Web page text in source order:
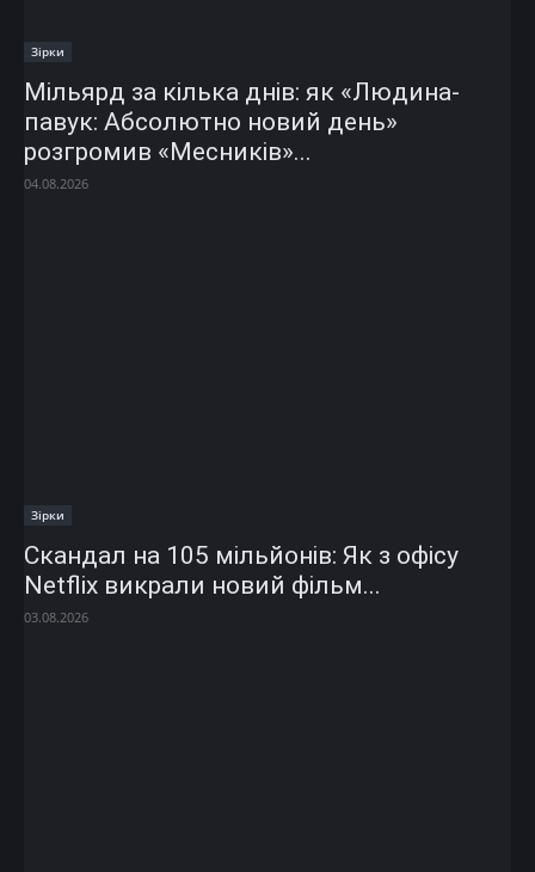
Зірки
Мільярд за кілька днів: як «Людина-
павук: Абсолютно новий день»
розгромив «Месників»...
04.08.2026
Зірки
Скандал на 105 мільйонів: Як з офісу
Netflix викрали новий фільм...
03.08.2026